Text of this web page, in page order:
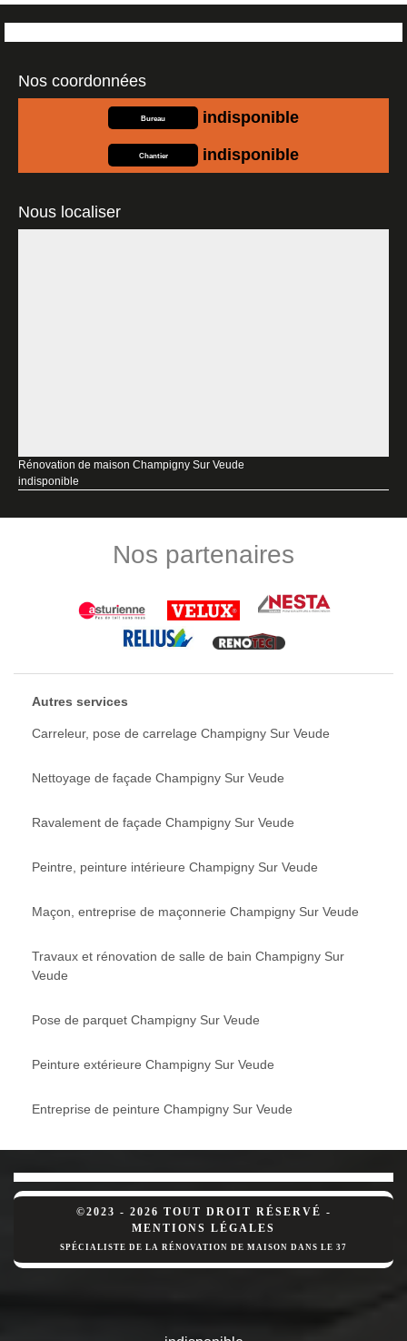
Nos coordonnées
Bureau indisponible
Chantier indisponible
Nous localiser
Rénovation de maison Champigny Sur Veude
indisponible
Nos partenaires
Autres services
Carreleur, pose de carrelage Champigny Sur Veude
Nettoyage de façade Champigny Sur Veude
Ravalement de façade Champigny Sur Veude
Peintre, peinture intérieure Champigny Sur Veude
Maçon, entreprise de maçonnerie Champigny Sur Veude
Travaux et rénovation de salle de bain Champigny Sur
Veude
Pose de parquet Champigny Sur Veude
Peinture extérieure Champigny Sur Veude
Entreprise de peinture Champigny Sur Veude
©2023 - 2026 TOUT DROIT RÉSERVÉ -
MENTIONS LÉGALES
SPÉCIALISTE DE LA RÉNOVATION DE MAISON DANS LE 37